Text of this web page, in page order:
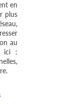
en
plus
au
ici :